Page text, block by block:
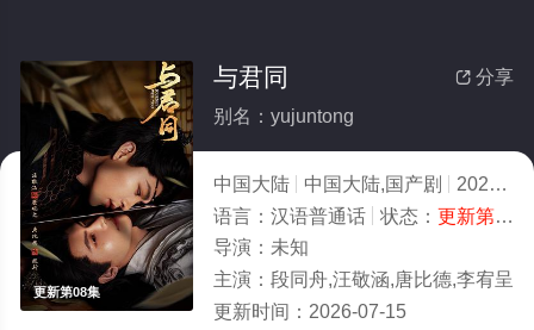
更新第08集
 分享
与君同
别名：yujuntong
中国大陆 中国大陆,国产剧 2026
语言： 汉语普通话 状态： 更新第08集
导演： 未知
主演： 段同舟,汪敬涵,唐比德,李宥呈
更新时间： 2026-07-15